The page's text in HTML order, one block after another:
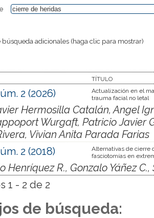
búsqueda adicionales (haga clic para mostrar)
TÍTULO
2 (2026)
Actualización en el
trauma facial no letal
Hermosilla Catalán, Angel
Wurgaft, Patricio Javier
Vivian Anita Parada Farias
2 (2018)
Alternativas de cierre
fasciotomías en
Henríquez R., Gonzalo Yáñez
1 - 2 de 2
de búsqueda: